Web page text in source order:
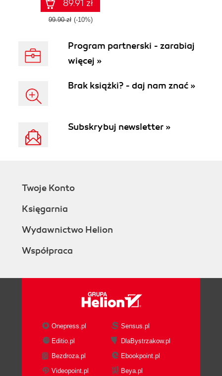
89.91 zł
99.90 zł (-10%)
Program partnerski - zarabiaj
więcej »
Brak książki? - daj nam znać »
Subskrybuj newsletter »
Twoje Konto
Księgarnia
Wydawnictwo Helion
Współpraca
Onepress.pl
Sensus.pl
Editio.pl
DlaBystrzakow.pl
Bezdroza.pl
Ebookpoint.pl
Videopoint.pl
Beya.pl